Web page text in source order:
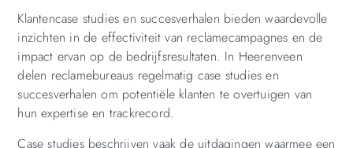
Klantencase studies en succesverhalen bieden waardevolle
inzichten in de effectiviteit van reclamecampagnes en de
impact ervan op de bedrijfsresultaten. In Heerenveen
delen reclamebureaus regelmatig case studies en
succesverhalen om potentiële klanten te overtuigen van
hun expertise en trackrecord.
Case studies beschrijven vaak de uitdagingen waarmee een